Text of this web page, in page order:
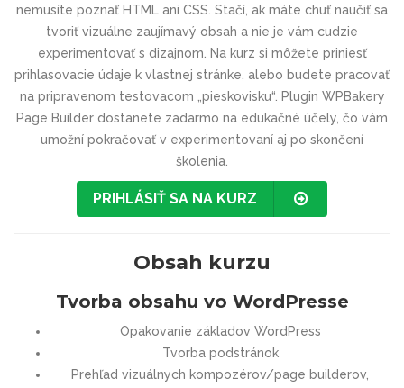
nemusíte poznať HTML ani CSS. Stačí, ak máte chuť naučiť sa
tvoriť vizuálne zaujímavý obsah a nie je vám cudzie
experimentovať s dizajnom. Na kurz si môžete priniesť
prihlasovacie údaje k vlastnej stránke, alebo budete pracovať
na pripravenom testovacom „pieskovisku“. Plugin WPBakery
Page Builder dostanete zadarmo na edukačné účely, čo vám
umožní pokračovať v experimentovaní aj po skončení
školenia.
PRIHLÁSIŤ SA NA KURZ
Obsah kurzu
Tvorba obsahu vo WordPresse
Opakovanie základov WordPress
Tvorba podstránok
Prehľad vizuálnych kompozérov/page builderov,